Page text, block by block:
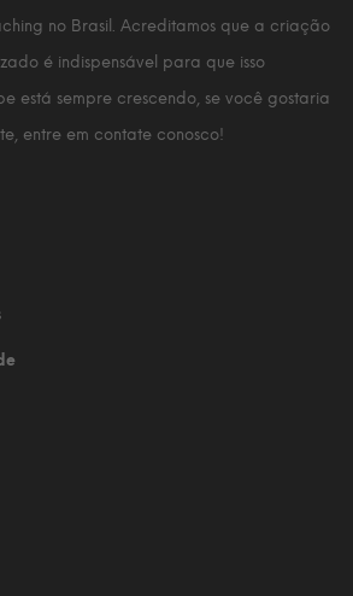
no Brasil. Acreditamos que a criação
é indispensável para que isso
está sempre crescendo, se você gostaria
entre em contate conosco!